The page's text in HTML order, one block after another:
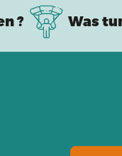
? Was